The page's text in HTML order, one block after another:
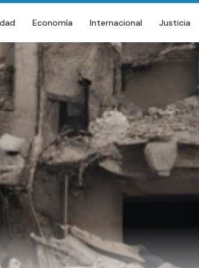
Economía Internacional Justicia